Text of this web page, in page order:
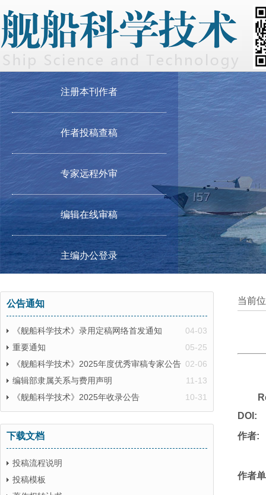
注册本刊作者
作者投稿查稿
专家远程外审
编辑在线审稿
主编办公登录
公告通知
04-03
《舰船科学技术》录用定稿网络首发通知
05-25
重要通知
02-06
《舰船科学技术》2025年度优秀审稿专家公告
11-13
编辑部隶属关系与费用声明
10-31
《舰船科学技术》2025年收录公告
下载文档
投稿流程说明
投稿模板
当前
DOI:
作者:
作者